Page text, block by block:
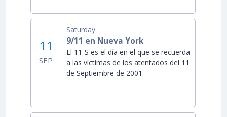
11
SEP
Saturday
9/11 en Nueva York
El 11-S es el día en el que se recuerda
a las víctimas de los atentados del 11
de Septiembre de 2001.